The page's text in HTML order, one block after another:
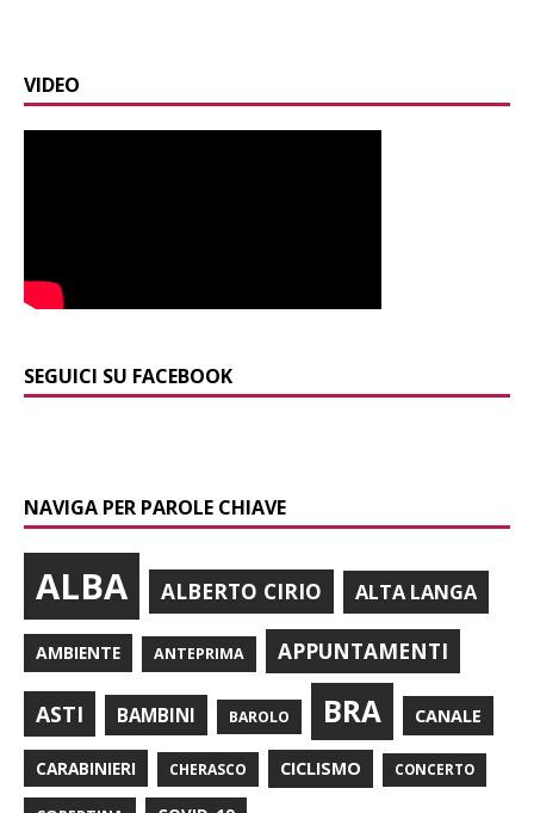
VIDEO
SEGUICI SU FACEBOOK
NAVIGA PER PAROLE CHIAVE
ALBA ALBERTO CIRIO ALTA LANGA
AMBIENTE ANTEPRIMA APPUNTAMENTI
ASTI BAMBINI BAROLO BRA CANALE
CARABINIERI CHERASCO CICLISMO CONCERTO